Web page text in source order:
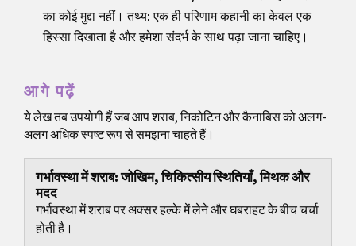
का कोई मुद्दा नहीं। तथ्य: एक ही परिणाम कहानी का केवल एक
हिस्सा दिखाता है और हमेशा संदर्भ के साथ पढ़ा जाना चाहिए।
आगे पढ़ें
ये लेख तब उपयोगी हैं जब आप शराब, निकोटिन और कैनाबिस को अलग-
अलग अधिक स्पष्ट रूप से समझना चाहते हैं।
गर्भावस्था में शराब: जोखिम, चिकित्सीय स्थितियाँ, मिथक और
मदद
गर्भावस्था में शराब पर अक्सर हल्के में लेने और घबराहट के बीच चर्चा
होती है।